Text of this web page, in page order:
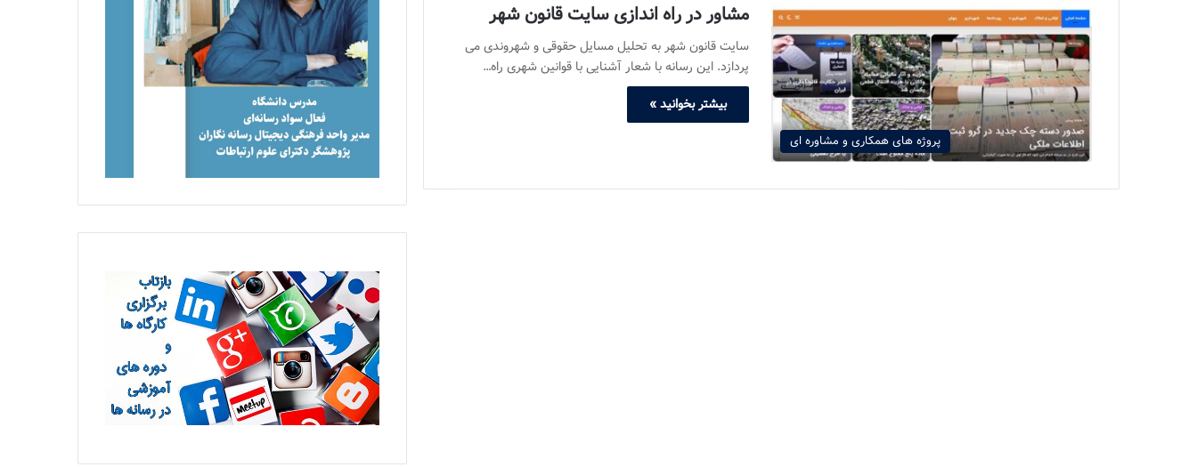
پروژه های همکاری و مشاوره ای
مشاور در راه اندازی سایت قانون شهر
سایت قانون شهر به تحلیل مسایل حقوقی و شهروندی می
پردازد. این رسانه با شعار آشنایی با قوانین شهری راه…
بیشتر بخوانید »